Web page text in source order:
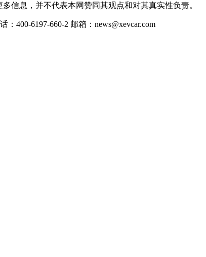
信息，并不代表本网赞同其观点和对其真实性负责。
400-6197-660-2 邮箱：news@xevcar.com